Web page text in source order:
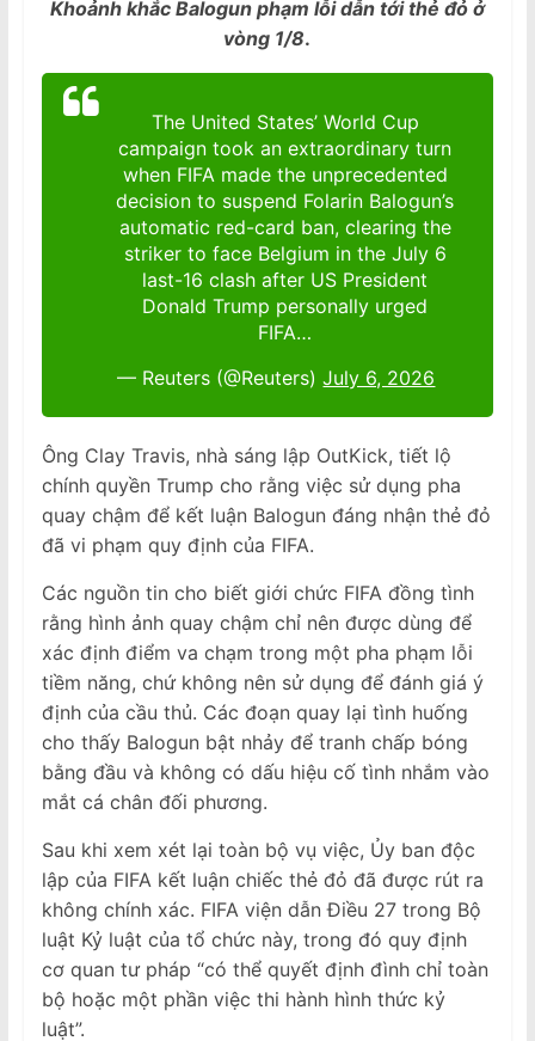
Khoảnh khắc Balogun phạm lỗi dẫn tới thẻ đỏ ở
vòng 1/8.
The United States’ World Cup
campaign took an extraordinary turn
when FIFA made the unprecedented
decision to suspend Folarin Balogun’s
automatic red-card ban, clearing the
striker to face Belgium in the July 6
last-16 clash after US President
Donald Trump personally urged
FIFA…
— Reuters (@Reuters)July 6, 2026
Ông Clay Travis, nhà sáng lập OutKick, tiết lộ
chính quyền Trump cho rằng việc sử dụng pha
quay chậm để kết luận Balogun đáng nhận thẻ đỏ
đã vi phạm quy định của FIFA.
Các nguồn tin cho biết giới chức FIFA đồng tình
rằng hình ảnh quay chậm chỉ nên được dùng để
xác định điểm va chạm trong một pha phạm lỗi
tiềm năng, chứ không nên sử dụng để đánh giá ý
định của cầu thủ. Các đoạn quay lại tình huống
cho thấy Balogun bật nhảy để tranh chấp bóng
bằng đầu và không có dấu hiệu cố tình nhắm vào
mắt cá chân đối phương.
Sau khi xem xét lại toàn bộ vụ việc, Ủy ban độc
lập của FIFA kết luận chiếc thẻ đỏ đã được rút ra
không chính xác. FIFA viện dẫn Điều 27 trong Bộ
luật Kỷ luật của tổ chức này, trong đó quy định
cơ quan tư pháp “có thể quyết định đình chỉ toàn
bộ hoặc một phần việc thi hành hình thức kỷ
luật”.